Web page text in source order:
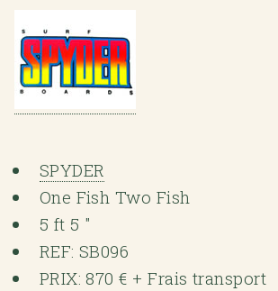
SPYDER
One Fish Two Fish
5 ft 5 "
REF: SB096
PRIX: 870 € + Frais transport